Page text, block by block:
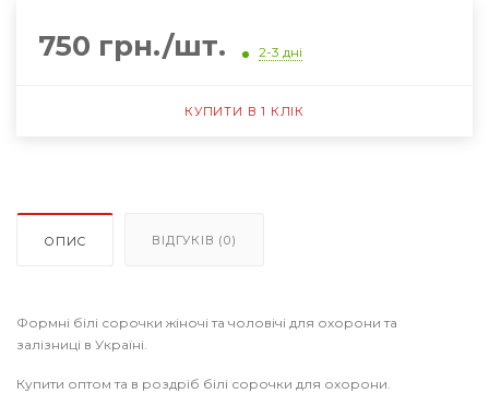
750 грн./шт. 2-3 дні
КУПИТИ В 1 КЛІК
ОПИС ВІДГУКІВ (0)
Формні білі сорочки жіночі та чоловічі для охорони та
залізниці в Україні.
Купити оптом та в роздріб білі сорочки для охорони.